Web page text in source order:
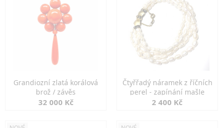
Grandiozní zlatá korálová
brož / závěs
32 000 Kč
Čtyřřadý náramek z říčních
perel - zapínání mašle
2 400 Kč